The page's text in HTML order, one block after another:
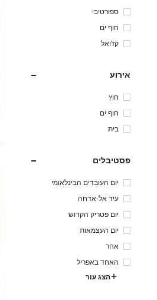
ספורטיבי
חוף ים
קז'ואל
אירוע
חוץ
חוף ים
בית
פסטיבלים
יום העובדים הבינלאומי
עיד אל-אדחה
יום פטריק הקדוש
יום העצמאות
אחר
האחד באפריל
הצג עור